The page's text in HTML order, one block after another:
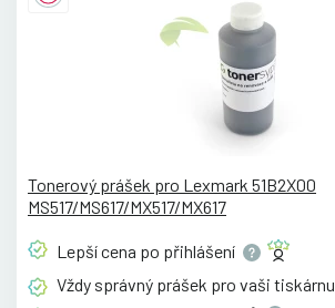
Tonerový prášek pro Lexmark 51B2X00
MS517/MS617/MX517/MX617
Lepší cena po přihlášení
Vždy správný prášek pro vaši tiskárnu